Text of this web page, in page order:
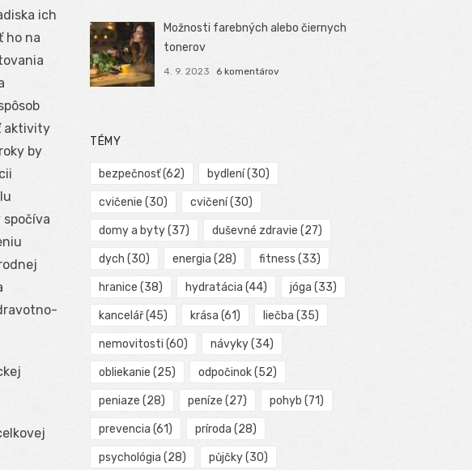
ich
ho na
aktivity
by
Možnosti farebných alebo čiernych
tonerov
4. 9. 2023 6 komentárov
TÉMY
bezpečnosť(62) bydlení(30)
cvičenie (30) cvičení(30)
domy a byty(37) duševné zdravie (27)
dych (30) energia (28) fitness (33)
hranice (38) hydratácia (44) jóga (33)
kancelář(45) krása (61) liečba (35)
nemovitosti (60) návyky(34)
obliekanie (25) odpočinok(52)
peniaze (28) peníze (27) pohyb (71)
prevencia (61) príroda (28)
psychológia (28) půjčky(30)